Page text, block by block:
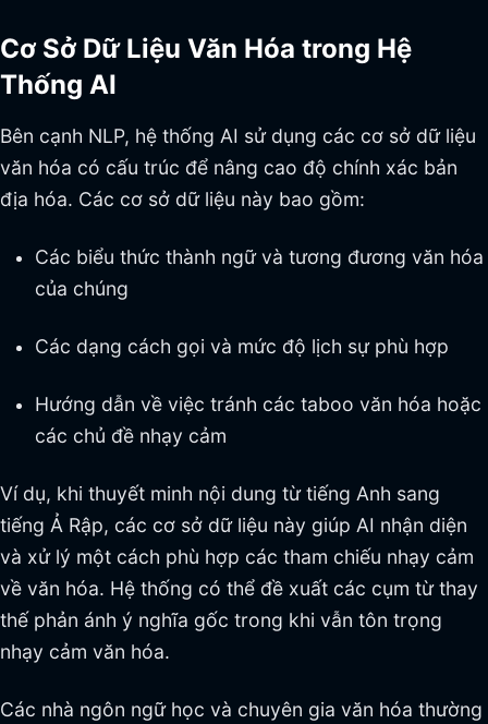
Cơ Sở Dữ Liệu Văn Hóa trong Hệ
Thống AI
Bên cạnh NLP, hệ thống AI sử dụng các cơ sở dữ liệu
văn hóa có cấu trúc để nâng cao độ chính xác bản
địa hóa. Các cơ sở dữ liệu này bao gồm:
Các biểu thức thành ngữ và tương đương văn hóa
của chúng
Các dạng cách gọi và mức độ lịch sự phù hợp
Hướng dẫn về việc tránh các taboo văn hóa hoặc
các chủ đề nhạy cảm
Ví dụ, khi thuyết minh nội dung từ tiếng Anh sang
tiếng Ả Rập, các cơ sở dữ liệu này giúp AI nhận diện
và xử lý một cách phù hợp các tham chiếu nhạy cảm
về văn hóa. Hệ thống có thể đề xuất các cụm từ thay
thế phản ánh ý nghĩa gốc trong khi vẫn tôn trọng
nhạy cảm văn hóa.
Các nhà ngôn ngữ học và chuyên gia văn hóa thường